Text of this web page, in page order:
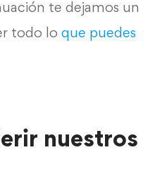
te dejamos un
todo lo que puedes
nuestros